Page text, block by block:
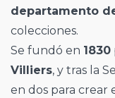
departamento
colecciones.
Se fundó en 1830
Villiers, y tras la
en dos para crear